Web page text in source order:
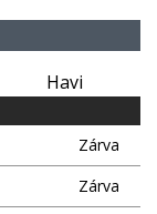
Havi
Zárva
Zárva